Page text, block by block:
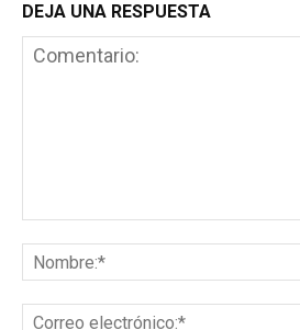
DEJA UNA RESPUESTA